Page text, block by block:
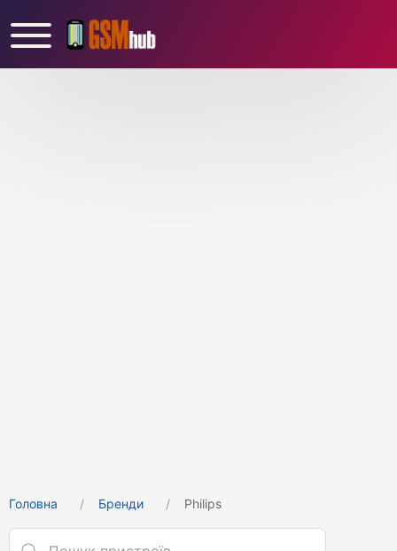
Головна Бренди Philips